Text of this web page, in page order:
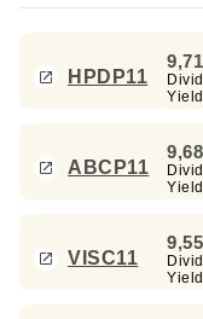
HPDP11
Yield
ABCP11
Yield
VISC11
Yield